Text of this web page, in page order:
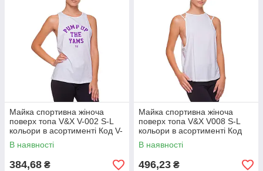
Майка спортивна жіноча
поверх топа V&X V-002 S-L
кольори в асортименті Код V-
002
В наявності
384,68 ₴
Майка спортивна жіноча
поверх топа V&X V008 S-L
кольори в асортименті Код
V008
В наявності
496,23 ₴